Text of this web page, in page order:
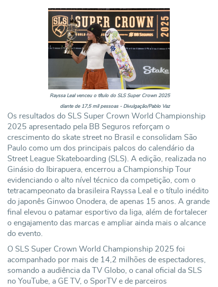
Rayssa Leal venceu o título do SLS Super Crown 2025
diante de 17,5 mil pessoas - Divulgação/Pablo Vaz
Os resultados do SLS Super Crown World Championship
2025 apresentado pela BB Seguros reforçam o
crescimento do skate street no Brasil e consolidam São
Paulo como um dos principais palcos do calendário da
Street League Skateboarding (SLS). A edição, realizada no
Ginásio do Ibirapuera, encerrou a Championship Tour
evidenciando o alto nível técnico da competição, com o
tetracampeonato da brasileira Rayssa Leal e o título inédito
do japonês Ginwoo Onodera, de apenas 15 anos. A grande
final elevou o patamar esportivo da liga, além de fortalecer
o engajamento das marcas e ampliar ainda mais o alcance
do evento.
O SLS Super Crown World Championship 2025 foi
acompanhado por mais de 14,2 milhões de espectadores,
somando a audiência da TV Globo, o canal oficial da SLS
no YouTube, a GE TV, o SporTV e de parceiros